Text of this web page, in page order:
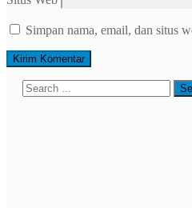
Simpan nama, email, dan situs